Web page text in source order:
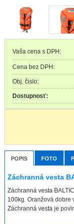
Vaša cena s DPH:
Cena bez DPH:
Obj. čislo:
Dostupnosť:
POPIS FOTO
Záchranná vesta
Záchranná vesta
100kg. Oranžová
Záchranná vesta je